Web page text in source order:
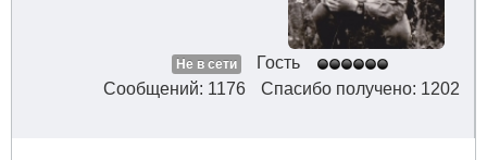
Не в сети
Гость
Сообщений: 1176
Спасибо получено: 1202